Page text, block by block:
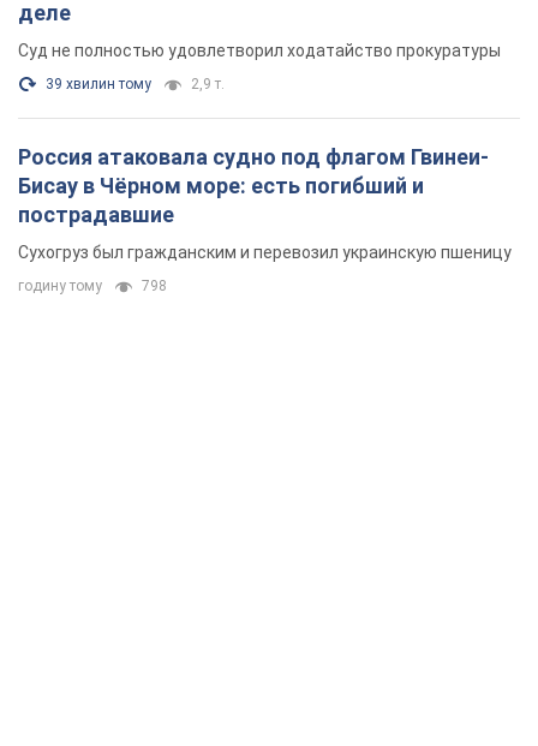
деле
Суд не полностью удовлетворил ходатайство прокуратуры
39 хвилин тому 2,9 т.
Россия атаковала судно под флагом Гвинеи-
Бисау в Чёрном море: есть погибший и
пострадавшие
Сухогруз был гражданским и перевозил украинскую пшеницу
годину тому 798